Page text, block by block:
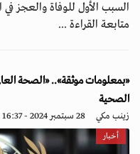
السبب الأول للوفاة والعجز في
متابعة القراءة ...
«بمعلومات موثقة».. «الصحة
الصحية
زينب مكي 28 سبتمبر 2024 - 16:37
أخبار